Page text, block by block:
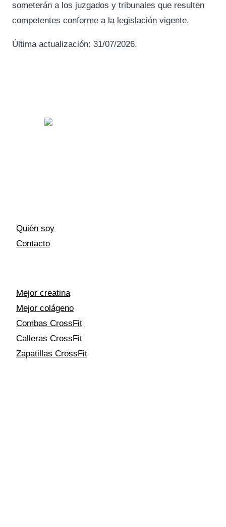
someterán a los juzgados y tribunales que resulten
competentes conforme a la legislación vigente.
Última actualización: 31/07/2026.
Quién soy
Contacto
Mejor creatina
Mejor colágeno
Combas CrossFit
Calleras CrossFit
Zapatillas CrossFit